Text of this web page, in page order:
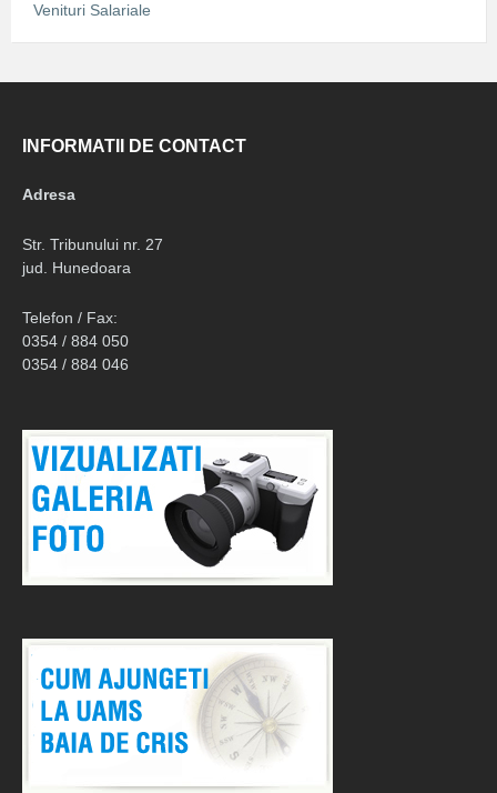
Venituri Salariale
INFORMATII DE CONTACT
Adresa
Str. Tribunului nr. 27
jud. Hunedoara
Telefon / Fax:
0354 / 884 050
0354 / 884 046